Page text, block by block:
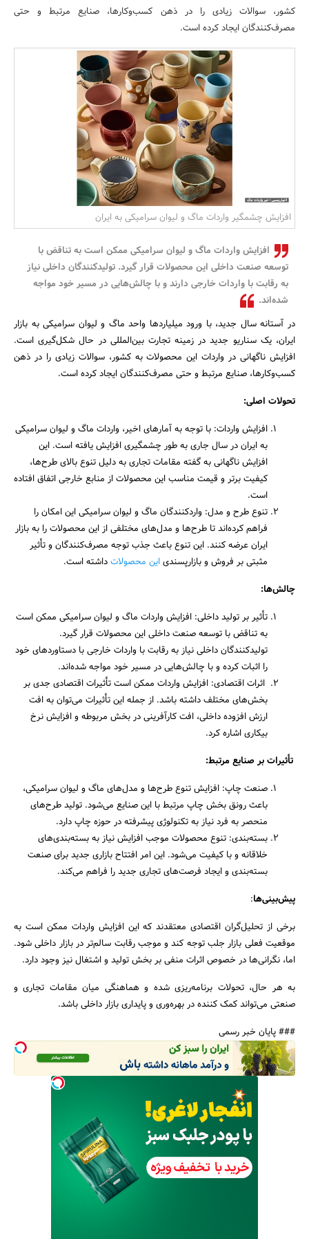
بانک، بیمه و سرمایه
مسکن و ساختمان
کشور، سوالات زیادی را در ذهن کسب‌وکارها، صنایع مرتبط و حتی
مصرف‌کنندگان ایجاد کرده است.
افزایش چشمگیر واردات ماگ و لیوان سرامیکی به ایران
افزایش واردات ماگ و لیوان سرامیکی ممکن است به تناقض با
توسعه صنعت داخلی این محصولات قرار گیرد. تولیدکنندگان داخلی نیاز
به رقابت با واردات خارجی دارند و با چالش‌هایی در مسیر خود مواجه
شده‌اند.
در آستانه سال جدید، با ورود میلیاردها واحد ماگ و لیوان سرامیکی به بازار
ایران، یک سناریو جدید در زمینه تجارت بین‌المللی در حال شکل‌گیری است.
افزایش ناگهانی در واردات این محصولات به کشور، سوالات زیادی را در ذهن
کسب‌وکارها، صنایع مرتبط و حتی مصرف‌کنندگان ایجاد کرده است.
تحولات اصلی:
افزایش واردات: با توجه به آمارهای اخیر، واردات ماگ و لیوان سرامیکی
به ایران در سال جاری به طور چشمگیری افزایش یافته است. این
افزایش ناگهانی به گفته مقامات تجاری به دلیل تنوع بالای طرح‌ها،
کیفیت برتر و قیمت مناسب این محصولات از منابع خارجی اتفاق افتاده
است.
تنوع طرح و مدل: واردکنندگان ماگ و لیوان سرامیکی این امکان را
فراهم کرده‌اند تا طرح‌ها و مدل‌های مختلفی از این محصولات را به بازار
ایران عرضه کنند. این تنوع باعث جذب توجه مصرف‌کنندگان و تأثیر
مثبتی بر فروش و بازارپسندیاین محصولاتداشته است.
چالش‌ها:
تأثیر بر تولید داخلی: افزایش واردات ماگ و لیوان سرامیکی ممکن است
به تناقض با توسعه صنعت داخلی این محصولات قرار گیرد.
تولیدکنندگان داخلی نیاز به رقابت با واردات خارجی با دستاوردهای خود
را اثبات کرده و با چالش‌هایی در مسیر خود مواجه شده‌اند.
اثرات اقتصادی: افزایش واردات ممکن است تأثیرات اقتصادی جدی بر
بخش‌های مختلف داشته باشد. از جمله این تأثیرات می‌توان به افت
ارزش افزوده داخلی، افت کارآفرینی در بخش مربوطه و افزایش نرخ
بیکاری اشاره کرد.
تأثیرات بر صنایع مرتبط:
صنعت چاپ: افزایش تنوع طرح‌ها و مدل‌های ماگ و لیوان سرامیکی،
باعث رونق بخش چاپ مرتبط با این صنایع می‌شود. تولید طرح‌های
منحصر به فرد نیاز به تکنولوژی پیشرفته در حوزه چاپ دارد.
بسته‌بندی: تنوع محصولات موجب افزایش نیاز به بسته‌بندی‌های
خلاقانه و با کیفیت می‌شود. این امر افتتاح بازاری جدید برای صنعت
بسته‌بندی و ایجاد فرصت‌های تجاری جدید را فراهم می‌کند.
پیش‌بینی‌ها:
برخی از تحلیل‌گران اقتصادی معتقدند که این افزایش واردات ممکن است به
موقعیت فعلی بازار جلب توجه کند و موجب رقابت سالم‌تر در بازار داخلی شود.
اما، نگرانی‌ها در خصوص اثرات منفی بر بخش تولید و اشتغال نیز وجود دارد.
به هر حال، تحولات برنامه‌ریزی شده و هماهنگی میان مقامات تجاری و
صنعتی می‌تواند کمک کننده در بهره‌وری و پایداری بازار داخلی باشد.
### پایان خبر رسمی